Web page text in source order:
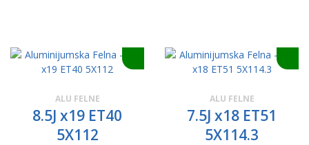
ALU FELNE
8.5J x19 ET40
5X112
ALU FELNE
7.5J x18 ET51
5X114.3